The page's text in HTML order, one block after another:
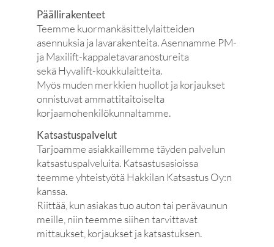
Päällirakenteet
Teemme kuormankäsittelylaitteiden
asennuksia ja lavarakenteita. Asennamme PM-
ja Maxilift-kappaletavaranostureita
sekä Hyvalift-koukkulaitteita.
Myös muden merkkien huollot ja korjaukset
onnistuvat ammattitaitoiselta
korjaamohenkilökunnaltamme.
Katsastuspalvelut
Tarjoamme asiakkaillemme täyden palvelun
katsastuspalveluita. Katsastusasioissa
teemme yhteistyötä Hakkilan Katsastus Oy:n
kanssa.
Riittää, kun asiakas tuo auton tai perävaunun
meille, niin teemme siihen tarvittavat
mittaukset, korjaukset ja katsastuksen.